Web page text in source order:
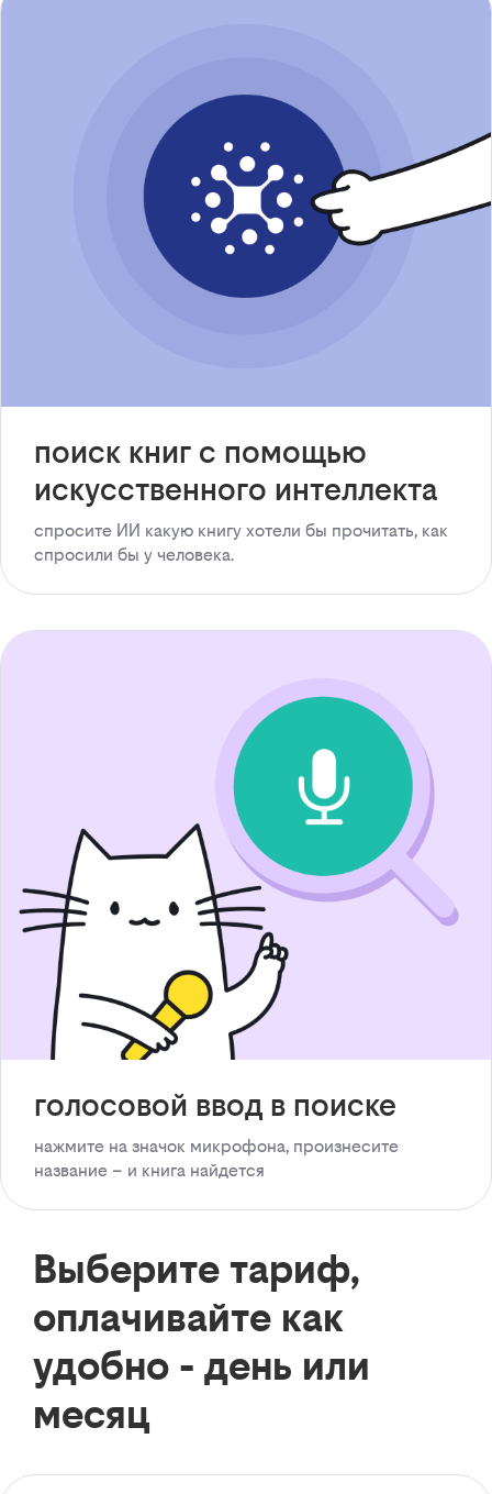
поиск книг с помощью
искусственного интеллекта
спросите ИИ какую книгу хотели бы прочитать, как
спросили бы у человека.
голосовой ввод в поиске
нажмите на значок микрофона, произнесите
название – и книга найдется
Выберите тариф,
оплачивайте как
удобно - день или
месяц